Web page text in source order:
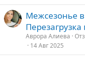
Межсезонье
Аврора Алиева
14 Авг 2025